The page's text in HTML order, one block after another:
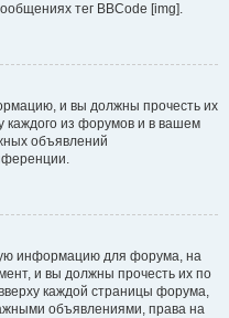
тег BBCode [img].
и вы должны прочесть их
каждого из форумов и в вашем
объявлений
информацию для форума, на
и вы должны прочесть их по
каждой страницы форума,
объявлениями, права на